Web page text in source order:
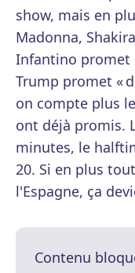
show, mais en
Madonna,
Infantino promet
Trump promet «
on compte plus
ont déjà promis.
minutes, le
20. Si en plus
l'Espagne, ça
Contenu